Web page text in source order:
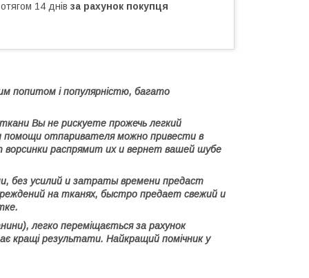
14 днів за рахунок покупця
попитом і популярністю, багато
Вы не рискуете прожечь легкий
помощи отпаривателя можно привести в
ворсинки распрямит их и вернет вашей шубе
без усилий и затраты времени предаст
на тканях, быстро предает свежий и
легко переміщається за рахунок
кращі результати. Найкращий помічник у